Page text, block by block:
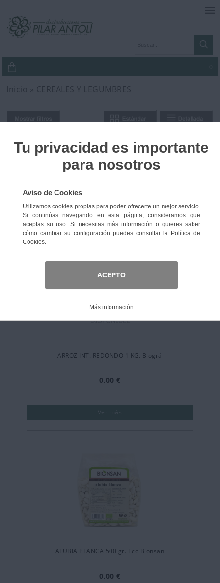
0
Inicio CEREALES Y LEGUMBRES
Ordenar por:
Nº de registros:54
1 2 Siguiente ›
ARROZ INT. REDONDO 1 KG. Biográ
0,00 €
Ver más
ALUBIA BLANCA 500 gr. Eco Bionsan
0,00 €